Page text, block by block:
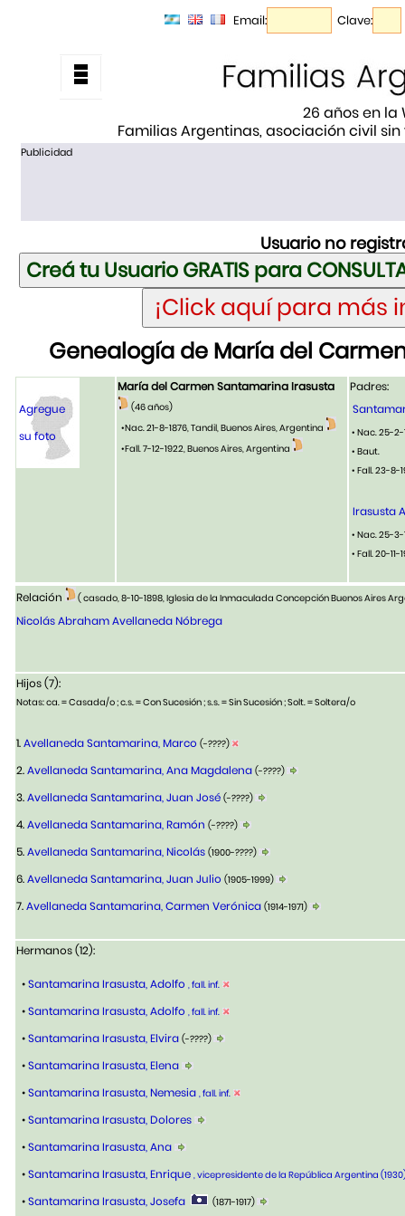
Email: Clave:
26 años en la
Familias Argentinas, asociación civil
Publicidad
Usuario no
Genealogía de María del
Agregue
su foto
María del Carmen Santamarina Irasusta
(46 años)
•Nac. 21-8-1876, Tandil, Buenos Aires, Argentina
•Fall. 7-12-1922, Buenos Aires, Argentina
Padres:
• Nac. 25-
• Baut.
• Fall. 23-8-
Irasusta
• Nac. 25-
• Fall. 20-
Relación ( casado, 8-10-1898, Iglesia de la Inmaculada Concepción Buenos Aires
Nicolás Abraham Avellaneda Nóbrega
Hijos (7):
Notas: ca. = Casada/o ; c.s. = Con Sucesión ; s.s. = Sin Sucesión ; Solt. = Soltera/o
1.Avellaneda Santamarina, Marco (-????)
2.Avellaneda Santamarina, Ana Magdalena (-????)
3.Avellaneda Santamarina, Juan José (-????)
4.Avellaneda Santamarina, Ramón (-????)
5.Avellaneda Santamarina, Nicolás (1900-????)
6.Avellaneda Santamarina, Juan Julio (1905-1999)
7.Avellaneda Santamarina, Carmen Verónica (1914-1971)
Hermanos (12):
•Santamarina Irasusta, Adolfo , fall. inf.
•Santamarina Irasusta, Adolfo , fall. inf.
•Santamarina Irasusta, Elvira (-????)
•Santamarina Irasusta, Elena
•Santamarina Irasusta, Nemesia , fall. inf.
•Santamarina Irasusta, Dolores
•Santamarina Irasusta, Ana
•Santamarina Irasusta, Enrique , vicepresidente de la República Argentina
•Santamarina Irasusta, Josefa (1871-1917)